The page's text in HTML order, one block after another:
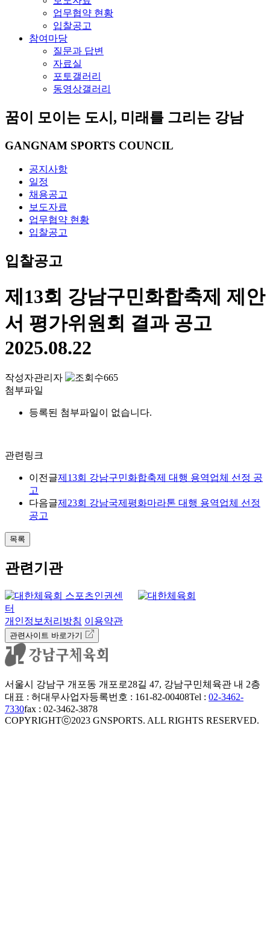
업무협약 현황
입찰공고
참여마당
질문과 답변
자료실
포토갤러리
동영상갤러리
꿈이 모이는 도시, 미래를 그리는 강남
GANGNAM SPORTS COUNCIL
공지사항
일정
채용공고
보도자료
업무협약 현황
입찰공고
입찰공고
제13회 강남구민화합축제 제안
서 평가위원회 결과 공고
2025.08.22
작성자관리자
665
첨부파일
등록된 첨부파일이 없습니다.
관련링크
이전글제13회 강남구민화합축제 대행 용역업체 선정 공
고
다음글제23회 강남국제평화마라톤 대행 용역업체 선정
공고
목록
관련기관
개인정보처리방침 이용약관
관련사이트 바로가기
서울시 강남구 개포동 개포로28길 47, 강남구민체육관 내 2층
대표 : 허대무사업자등록번호 : 161-82-00408Tel : 02-3462-
7330fax : 02-3462-3878
COPYRIGHTⓒ2023 GNSPORTS. ALL RIGHTS RESERVED.